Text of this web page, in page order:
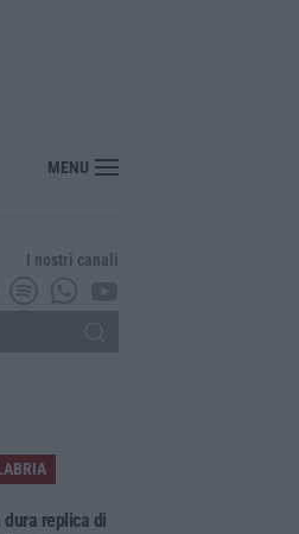
Anton Giulio Grande
MENU
I nostri canali
replica di